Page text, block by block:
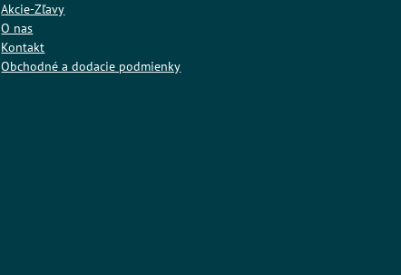
Akcie-Zľavy
O nas
Kontakt
Obchodné a dodacie podmienky